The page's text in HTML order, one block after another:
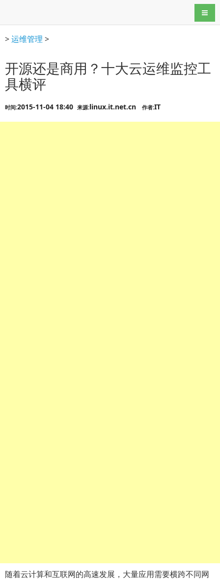
导航
>运维管理 >
开源还是商用？十大云运维监控工
具横评
时间:2015-11-04 18:40 来源:linux.it.net.cn 作者:IT
随着云计算和互联网的高速发展，大量应用需要横跨不同网